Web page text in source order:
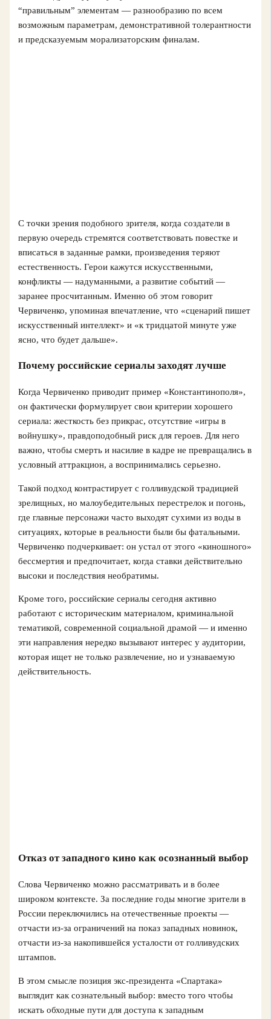
“правильным” элементам — разнообразию по всем
возможным параметрам, демонстративной толерантности
и предсказуемым морализаторским финалам.
С точки зрения подобного зрителя, когда создатели в
первую очередь стремятся соответствовать повестке и
вписаться в заданные рамки, произведения теряют
естественность. Герои кажутся искусственными,
конфликты — надуманными, а развитие событий —
заранее просчитанным. Именно об этом говорит
Червиченко, упоминая впечатление, что «сценарий пишет
искусственный интеллект» и «к тридцатой минуте уже
ясно, что будет дальше».
Почему российские сериалы заходят лучше
Когда Червиченко приводит пример «Константинополя»,
он фактически формулирует свои критерии хорошего
сериала: жесткость без прикрас, отсутствие «игры в
войнушку», правдоподобный риск для героев. Для него
важно, чтобы смерть и насилие в кадре не превращались в
условный аттракцион, а воспринимались серьезно.
Такой подход контрастирует с голливудской традицией
зрелищных, но малоубедительных перестрелок и погонь,
где главные персонажи часто выходят сухими из воды в
ситуациях, которые в реальности были бы фатальными.
Червиченко подчеркивает: он устал от этого «киношного»
бессмертия и предпочитает, когда ставки действительно
высоки и последствия необратимы.
Кроме того, российские сериалы сегодня активно
работают с историческим материалом, криминальной
тематикой, современной социальной драмой — и именно
эти направления нередко вызывают интерес у аудитории,
которая ищет не только развлечение, но и узнаваемую
действительность.
Отказ от западного кино как осознанный выбор
Слова Червиченко можно рассматривать и в более
широком контексте. За последние годы многие зрители в
России переключились на отечественные проекты —
отчасти из‑за ограничений на показ западных новинок,
отчасти из‑за накопившейся усталости от голливудских
штампов.
В этом смысле позиция экс-президента «Спартака»
выглядит как сознательный выбор: вместо того чтобы
искать обходные пути для доступа к западным